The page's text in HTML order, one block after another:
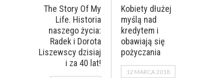
The Story Of My
Life. Historia
naszego życia:
Radek i Dorota
Liszewscy dzisiaj
i za 40 lat!
Kobiety dłużej
myślą nad
kredytem i
obawiają się
pożyczania
12 MARCA 2018